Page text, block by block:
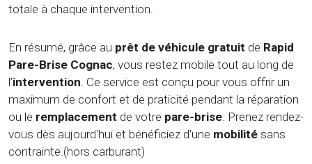
totale à chaque intervention.
En résumé, grâce au prêt de véhicule gratuit de Rapid
Pare-Brise Cognac, vous restez mobile tout au long de
l’intervention. Ce service est conçu pour vous offrir un
maximum de confort et de praticité pendant la réparation
ou le remplacement de votre pare-brise. Prenez rendez-
vous dès aujourd'hui et bénéficiez d'une mobilité sans
contrainte.(hors carburant)